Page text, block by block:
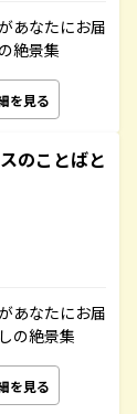
あなたにお届
絶景集
を見る
のことばと
あなたにお届
の絶景集
を見る